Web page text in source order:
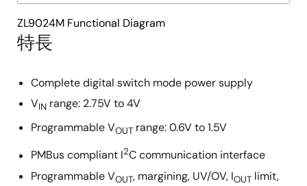
特長
Complete digital switch mode power supply
VIN range: 2.75V to 4V
Programmable VOUT range: 0.6V to 1.5V
PMBus compliant I2C communication interface
Programmable VOUT, margining, UV/OV, IOUT limit,
ZL9024M Functional Diagram